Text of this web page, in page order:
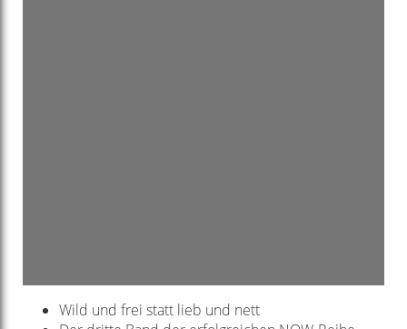
Wild und frei statt lieb und nett